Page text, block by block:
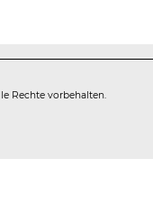
Rechte vorbehalten.